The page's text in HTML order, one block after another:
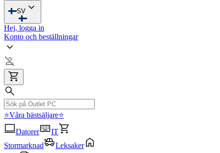
SV
Hej, logga in
Konto och beställningar
⭐Våra bästsäljare⭐
Datorer
IT
Stormarknad
Leksaker